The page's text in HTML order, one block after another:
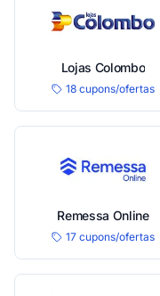
Lojas Colombo
18 cupons/ofertas
Remessa Online
17 cupons/ofertas